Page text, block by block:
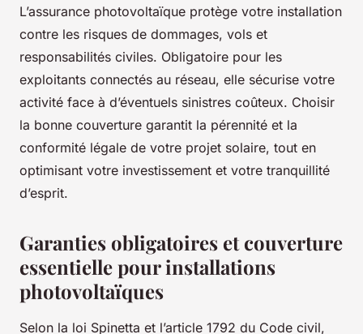
L’assurance photovoltaïque protège votre installation
contre les risques de dommages, vols et
responsabilités civiles. Obligatoire pour les
exploitants connectés au réseau, elle sécurise votre
activité face à d’éventuels sinistres coûteux. Choisir
la bonne couverture garantit la pérennité et la
conformité légale de votre projet solaire, tout en
optimisant votre investissement et votre tranquillité
d’esprit.
Garanties obligatoires et couverture
essentielle pour installations
photovoltaïques
Selon la loi Spinetta et l’article 1792 du Code civil,